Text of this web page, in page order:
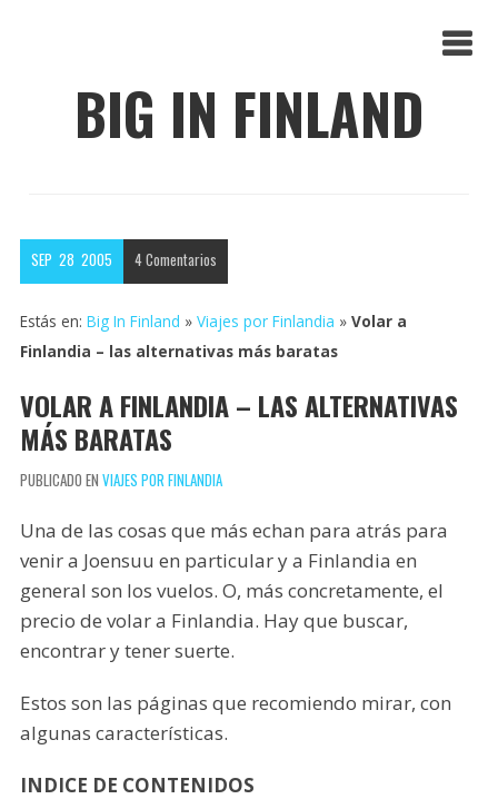
BIG IN FINLAND
SEP 28 2005 4Comentarios
Estás en: Big In Finland » Viajes por Finlandia » Volar a
Finlandia – las alternativas más baratas
VOLAR A FINLANDIA – LAS ALTERNATIVAS
MÁS BARATAS
PUBLICADO EN VIAJES POR FINLANDIA
Una de las cosas que más echan para atrás para
venir a Joensuu en particular y a Finlandia en
general son los vuelos. O, más concretamente, el
precio de volar a Finlandia. Hay que buscar,
encontrar y tener suerte.
Estos son las páginas que recomiendo mirar, con
algunas características.
INDICE DE CONTENIDOS